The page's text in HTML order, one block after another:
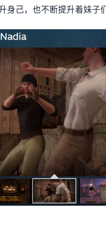
身己，也不断提升着妹子